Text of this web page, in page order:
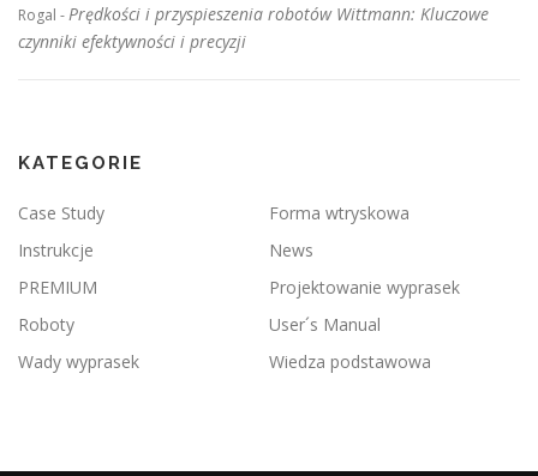
Rogal -Prędkości i przyspieszenia robotów Wittmann: Kluczowe
czynniki efektywności i precyzji
KATEGORIE
Case Study
Forma wtryskowa
Instrukcje
News
PREMIUM
Projektowanie wyprasek
Roboty
User´s Manual
Wady wyprasek
Wiedza podstawowa